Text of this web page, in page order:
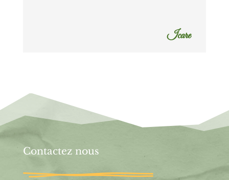
Icare
Contactez nous